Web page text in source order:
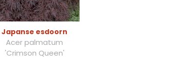
Japanse esdoorn
Acer palmatum
'Crimson Queen'